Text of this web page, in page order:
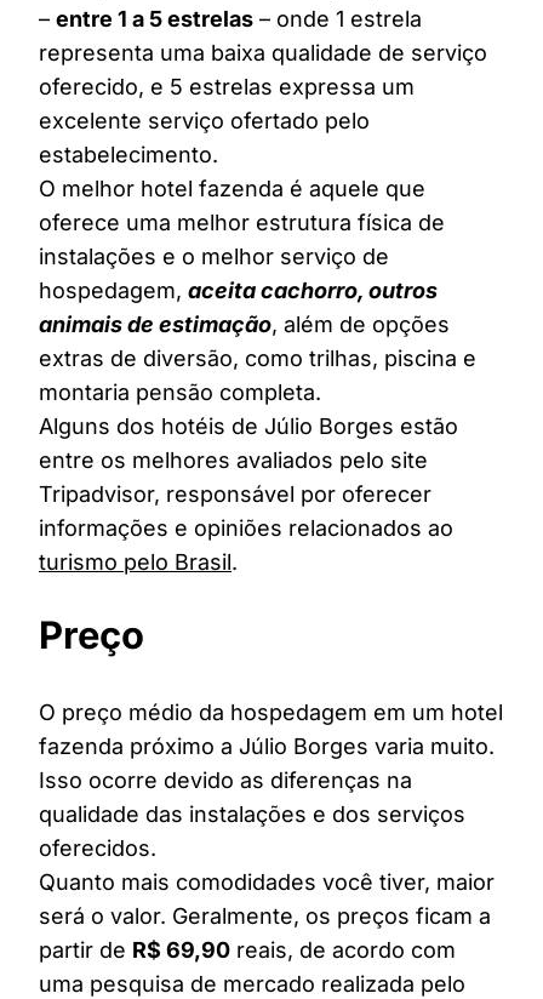
– entre 1 a 5 estrelas – onde 1 estrela
representa uma baixa qualidade de serviço
oferecido, e 5 estrelas expressa um
excelente serviço ofertado pelo
estabelecimento.
O melhor hotel fazenda é aquele que
oferece uma melhor estrutura física de
instalações e o melhor serviço de
hospedagem, aceita cachorro, outros
animais de estimação, além de opções
extras de diversão, como trilhas, piscina e
montaria pensão completa.
Alguns dos hotéis de Júlio Borges estão
entre os melhores avaliados pelo site
Tripadvisor, responsável por oferecer
informações e opiniões relacionados ao
turismo pelo Brasil.
Preço
O preço médio da hospedagem em um hotel
fazenda próximo a Júlio Borges varia muito.
Isso ocorre devido as diferenças na
qualidade das instalações e dos serviços
oferecidos.
Quanto mais comodidades você tiver, maior
será o valor. Geralmente, os preços ficam a
partir de R$ 69,90 reais, de acordo com
uma pesquisa de mercado realizada pelo